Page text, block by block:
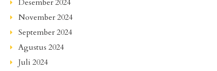
Desember 2024
November 2024
September 2024
Agustus 2024
Juli 2024